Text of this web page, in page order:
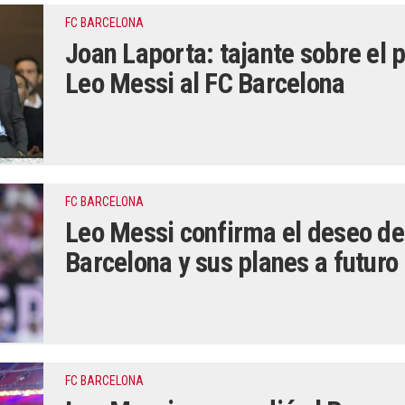
FC BARCELONA
Joan Laporta: tajante sobre el
Leo Messi al FC Barcelona
FC BARCELONA
Leo Messi confirma el deseo
Barcelona y sus planes a futuro
FC BARCELONA